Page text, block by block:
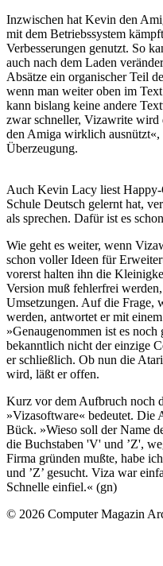
Inzwischen hat Kevin den
mit dem Betriebssystem
Verbesserungen genutzt. So
auch nach dem Laden
Absätze ein organischer Teil
wenn man weiter oben im
kann bislang keine andere
zwar schneller, Vizawrite wird
den Amiga wirklich
Überzeugung.
Auch Kevin Lacy liest
Schule Deutsch gelernt hat,
als sprechen. Dafür ist es
Wie geht es weiter, wenn
schon voller Ideen für
vorerst halten ihn die
Version muß fehlerfrei
Umsetzungen. Auf die Frage,
werden, antwortet er mit
»Genaugenommen ist es
bekanntlich nicht der einzige
er schließlich. Ob nun die
wird, läßt er offen.
Kurz vor dem Aufbruch noch
»Vizasoftware« bedeutet. Die
Bück. »Wieso soll der Name
die Buchstaben 'V' und ’Z',
Firma gründen mußte, habe
und ’Z’ gesucht. Viza war
Schnelle einfiel.« (gn)
© 2026 Computer Magazin